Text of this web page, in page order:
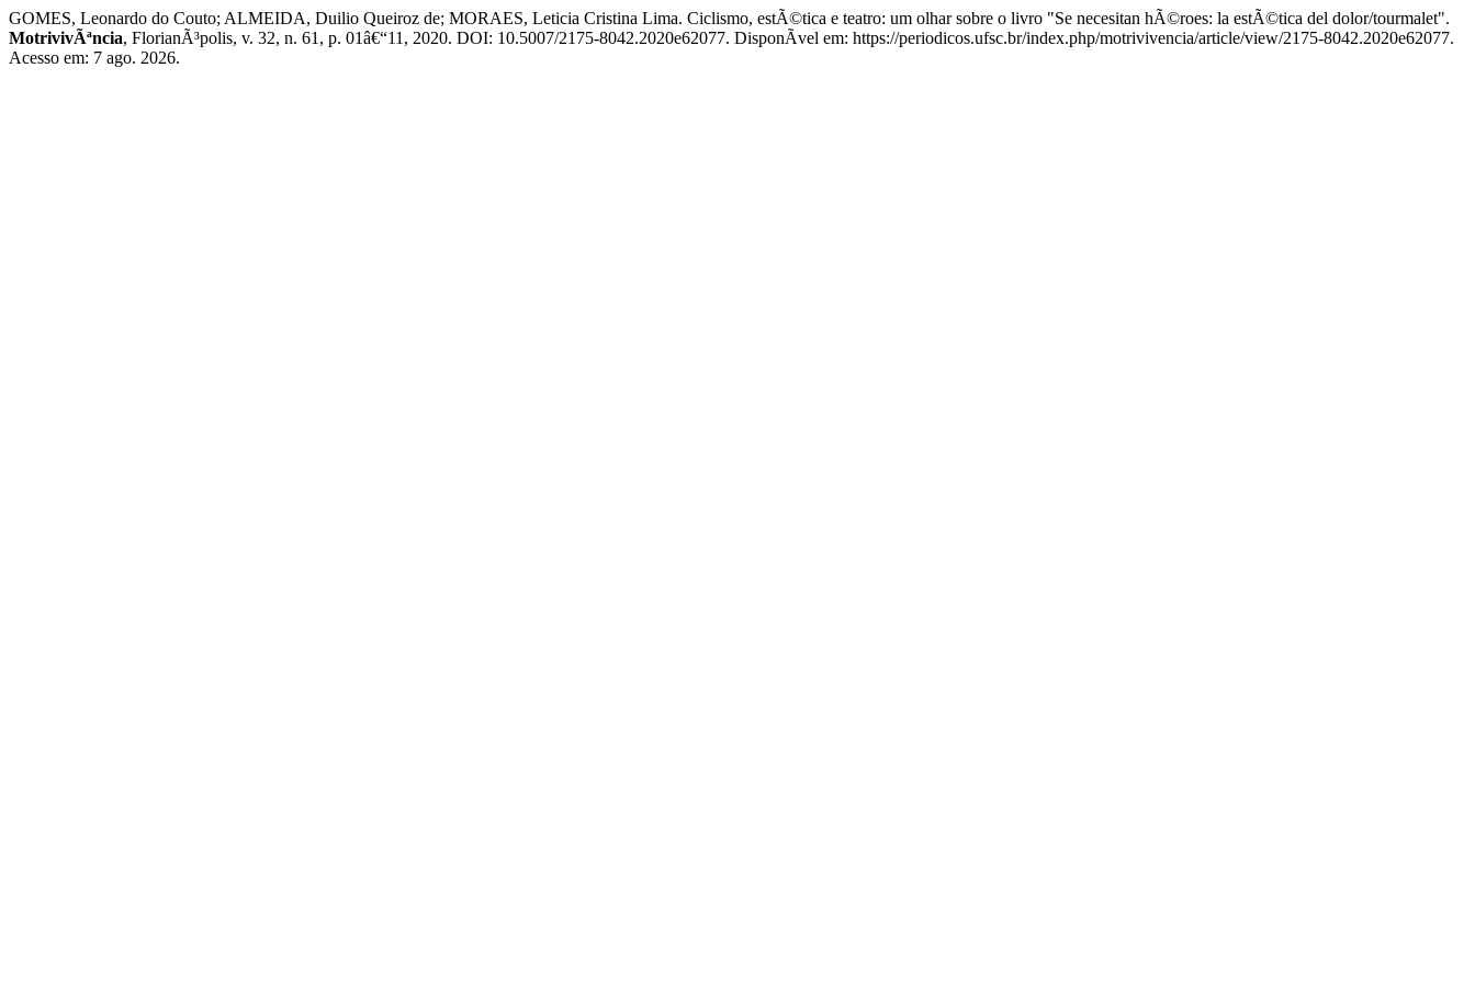
GOMES, Leonardo do Couto; ALMEIDA, Duilio Queiroz de; MORAES, Leticia Cristina Lima. Ciclismo, estÃ©tica e teatro: um olhar sobre o livro "Se necesitan hÃ©roes: la estÃ©tica del dolor/tourmalet".
MotrivivÃªncia, FlorianÃ³polis, v. 32, n. 61, p. 01â€“11, 2020. DOI: 10.5007/2175-8042.2020e62077. DisponÃ­vel em: https://periodicos.ufsc.br/index.php/motrivivencia/article/view/2175-8042.2020e62077.
Acesso em: 7 ago. 2026.